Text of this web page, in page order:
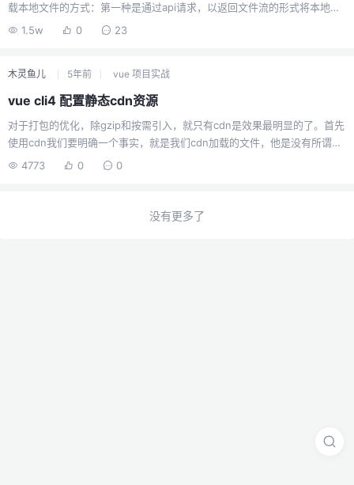
载本地文件的方式：第一种是通过api请求，以返回文件流的形式将本地文
件返给前端，前端自己接受到文件流后自己把Blob转一下；这种方式的话
将文件丢到这里，再放开这个目录供访客下载，后端只需要在api返回下载
地址即可。这种方式对于用户来说会更加方便，因为可以使用不同的下载
器下载文件了。教程[hide]文件流下载我就不详细写服务了，直接在控...
1.5w 0 23
木灵鱼儿 5年前 vue 项目实战
vue cli4 配置静态cdn资源
对于打包的优化，除gzip和按需引入，就只有cdn是效果最明显的了。首先
使用cdn我们要明确一个事实，就是我们cdn加载的文件，他是没有所谓的
按需引入的概念，他就是一个完整的包，顶多给你分为基础包、核心包、
可以按需引入，用到什么引入什么，然后生成一个js文件，但是cdn，你要
4773 0 0
没有更多了